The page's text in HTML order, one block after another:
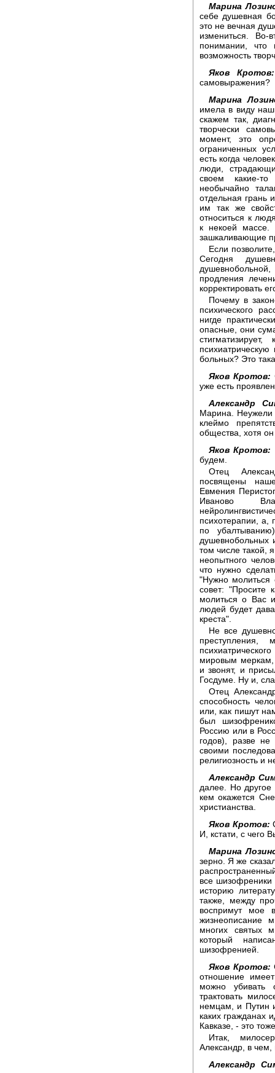
Марина
себе душевная
это не вечная
измениться.
понимании, что
возможность
Яков Кротов:
самовыражения?
Марина
имела в виду
скажем так,
творчески
момент, это
ограниченных
есть когда
люди,
своем какие-
необычайно
отдельная грань
им так же
относиться к
к некоей
зашкаливающие
Если
Сегодня
продления
корректировать
Почему в
психического
нигде
опасные, они
больных? Это
Яков Кротов:
уже есть
Александр
Марина. Неужели
клеймо
общества, хотя
Яков Кротов:
будем.
Отец
посвящены
Евмения
Иваново
психотерапии, а,
по
душевнобольных
том числе такой,
неопытного
что нужно
"Нужно молиться
совет: "Просите
молиться о Вас
людей будет
креста".
Не все
преступления,
мировым меркам,
и звонят, и
Госдуме. Ну и,
Отец
способность
или, как пишут
был
Россию или в
годов), разве
своими
религиозность и
Александр
далее. Но другое
кем окажется
христианства.
Яков Кротов:
И, кстати, с чего
Марина
зерно. Я же
все
историю
также, между
воспримут мое
жизнеописание
многих святых
который
шизофренией.
Яков Кротов:
отношение
можно убивать
трактовать
немцам, и Путин
каких гражданах
Кавказе, - это
Итак,
Александр, в
Александр